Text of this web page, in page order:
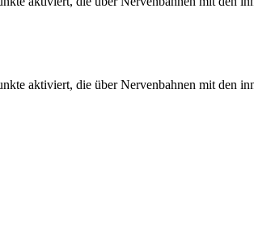
aktiviert, die über Nervenbahnen mit den